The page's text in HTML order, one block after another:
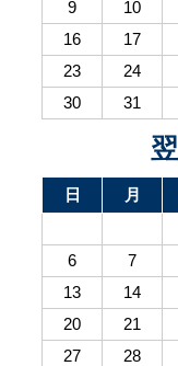
9 10
16
17
23
24
30
31
日 月
6
7
13
14
20
21
27
28